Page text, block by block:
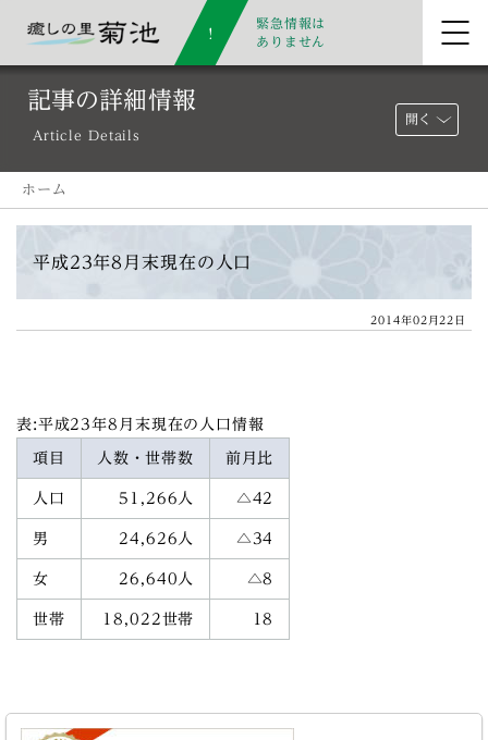
緊急情報は
ありません
記事の詳細情報
Article Details
開く
ホーム
平成23年8月末現在の人口
2014年02月22日
表:平成23年8月末現在の人口情報
項目 人数・世帯数 前月比
人口 51,266人 △42
男 24,626人 △34
女 26,640人 △8
世帯 18,022世帯 18